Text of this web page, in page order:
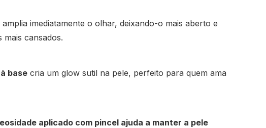
amplia imediatamente o olhar, deixando-o mais aberto e
mais cansados.
basecria um glow sutil na pele, perfeito para quem ama
aplicado com pincel ajuda a manter a pele